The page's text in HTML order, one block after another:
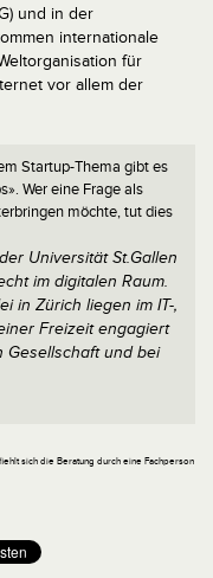
und in der
internationale
für
vor allem der
Startup-Thema gibt es
Wer eine Frage als
möchte, tut dies
Universität St.Gallen
im digitalen Raum.
in Zürich liegen im IT-,
Freizeit engagiert
Gesellschaft und bei
sich die Beratung durch eine Fachperson